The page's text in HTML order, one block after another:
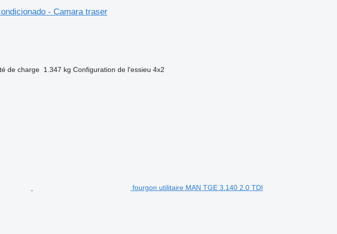
- Camara traser
de charge 1.347 kg Configuration de l'essieu 4x2
fourgon utilitaire MAN TGE 3.140 2.0 TDI